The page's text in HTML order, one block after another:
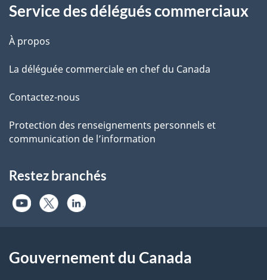
Service des délégués commerciaux
À propos
La déléguée commerciale en chef du Canada
Contactez-nous
Protection des renseignements personnels et
communication de l’information
Restez branchés
Gouvernement du Canada